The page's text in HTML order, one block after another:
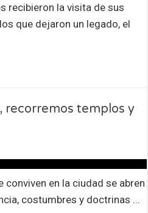
recibieron la visita de sus
que dejaron un legado, el
recorremos templos y
en la ciudad se abren
costumbres y doctrinas …